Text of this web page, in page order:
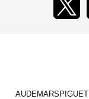
AUDEMARSPIGUET